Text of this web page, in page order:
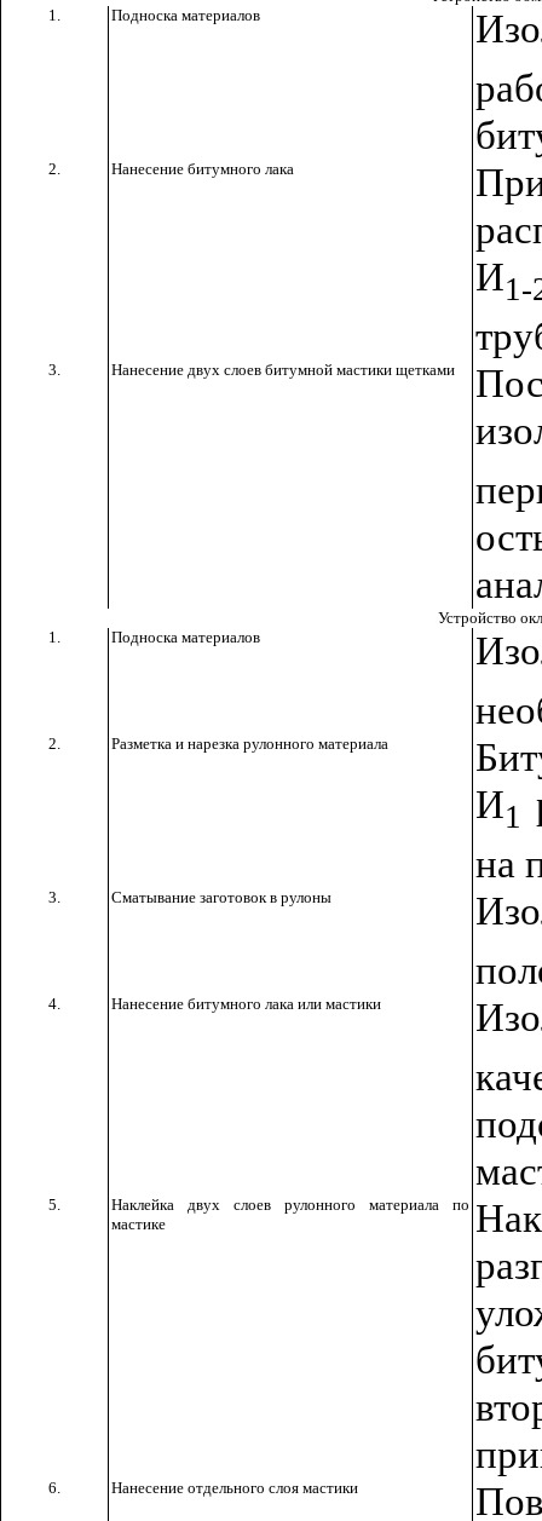
1.
Подноска материалов
2. Нанесение битумного лака
И1-
3. Нанесение двух слоев битумной мастики щетками
Устройство
1.
Подноска материалов
2. Разметка и нарезка рулонного материала
И1
на
3. Сматывание заготовок в рулоны
4. Нанесение битумного лака или мастики
5.
Наклейка двух слоев рулонного материала по
мастике
6. Нанесение отдельного слоя мастики